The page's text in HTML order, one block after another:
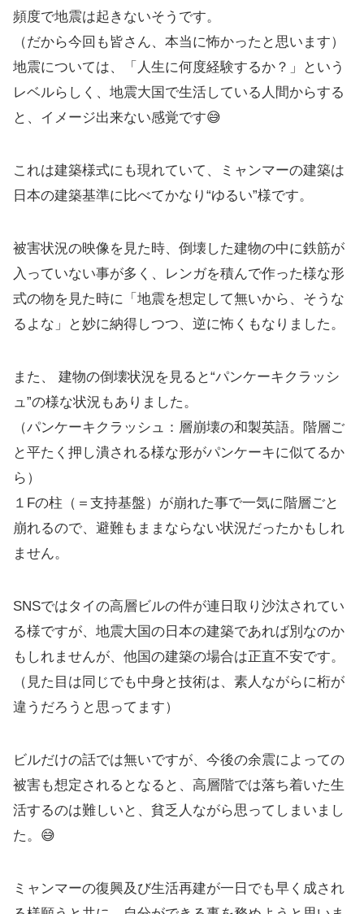
頻度で地震は起きないそうです。
（だから今回も皆さん、本当に怖かったと思います）
地震については、「人生に何度経験するか？」という
レベルらしく、地震大国で生活している人間からする
と、イメージ出来ない感覚です😅
これは建築様式にも現れていて、ミャンマーの建築は
日本の建築基準に比べてかなり“ゆるい”様です。
被害状況の映像を見た時、倒壊した建物の中に鉄筋が
入っていない事が多く、レンガを積んで作った様な形
式の物を見た時に「地震を想定して無いから、そうな
るよな」と妙に納得しつつ、逆に怖くもなりました。
また、 建物の倒壊状況を見ると“パンケーキクラッシ
ュ”の様な状況もありました。
（パンケーキクラッシュ：層崩壊の和製英語。階層ご
と平たく押し潰される様な形がパンケーキに似てるか
ら）
１Fの柱（＝支持基盤）が崩れた事で一気に階層ごと
崩れるので、避難もままならない状況だったかもしれ
ません。
SNSではタイの高層ビルの件が連日取り沙汰されてい
る様ですが、地震大国の日本の建築であれば別なのか
もしれませんが、他国の建築の場合は正直不安です。
（見た目は同じでも中身と技術は、素人ながらに桁が
違うだろうと思ってます）
ビルだけの話では無いですが、今後の余震によっての
被害も想定されるとなると、高層階では落ち着いた生
活するのは難しいと、貧乏人ながら思ってしまいまし
た。😅
ミャンマーの復興及び生活再建が一日でも早く成され